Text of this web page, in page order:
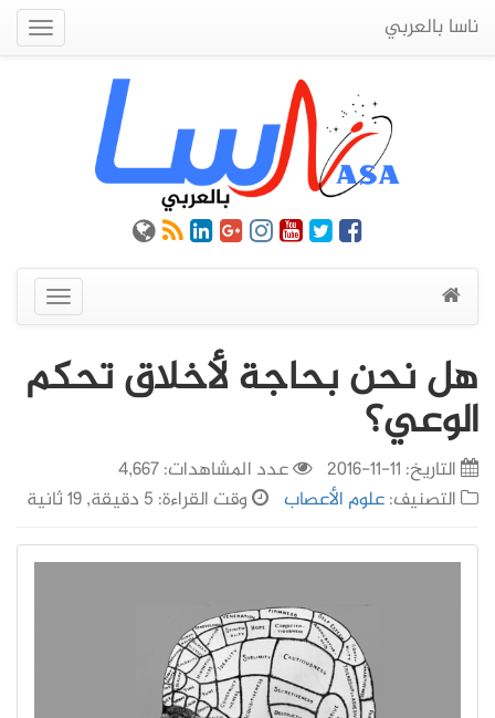
ناسا بالعربي
عرض
القائمة
هل نحن بحاجة ﻷخلاق تحكم
الوعي؟
التاريخ: 11-11-2016
عدد المشاهدات: 4,667
التصنيف:علوم الأعصاب وقت القراءة: 5 دقيقة, 19 ثانية